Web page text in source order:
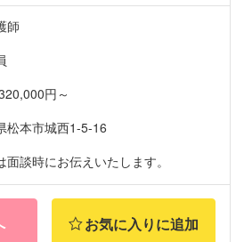
師
円～
松本市城西1-5-16
面談時にお伝えいたします。
お気に入りに追加